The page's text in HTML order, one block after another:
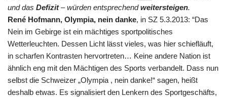
und das Defizit– würden entsprechendweitersteigen.
René Hofmann, Olympia, nein danke, in SZ 5.3.2013: “Das
Nein im Gebirge ist ein mächtiges sportpolitisches
Wetterleuchten. Dessen Licht lässt vieles, was hier schiefläuft,
in scharfen Kontrasten hervortreten… Keine andere Nation ist
ähnlich eng mit den Mächtigen des Sports verbandelt. Dass nun
selbst die Schweizer „Olympia , nein danke!“ sagen, heißt
deshalb etwas. Es signalisiert den Lenkern des Sportgeschäfts,